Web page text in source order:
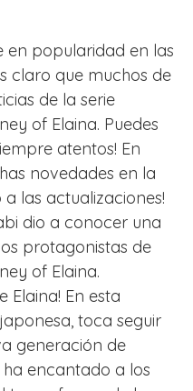
en popularidad en las
claro que muchos de
de la serie
of Elaina. Puedes
atentos! En
novedades en la
a las actualizaciones!
dio a conocer una
protagonistas de
of Elaina.
Elaina! En esta
toca seguir
generación de
ha encantado a los